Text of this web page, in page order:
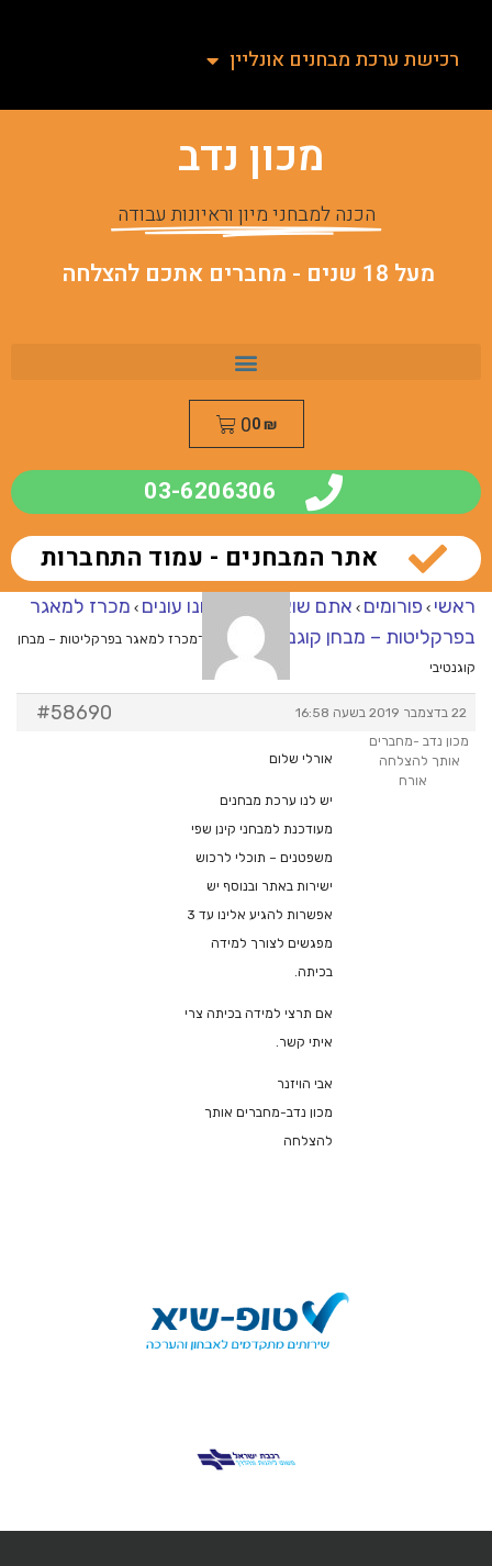
רכישת ערכת מבחנים אונליין
מכון נדב
הכנה למבחני מיון וראיונות עבודה
מעל 18 שנים - מחברים אתכם להצלחה
0₪
0
03-6206306
אתר המבחנים - עמוד התחברות
ראשי › פורומים › אתם שואלים – אנחנו עונים › מכרז למאגר
בפרקליטות – מבחן קוגנטיבי
מענה ל־מכרז למאגר בפרקליטות – מבחן
קוגנטיבי
22 בדצמבר 2019 בשעה 16:58 #58690
מכון נדב -מחברים
אותך להצלחה
אורח
אורלי שלום
יש לנו ערכת מבחנים
מעודכנת למבחני קינן שפי
משפטנים – תוכלי לרכוש
ישירות באתר ובנוסף יש
אפשרות להגיע אלינו עד 3
מפגשים לצורך למידה
בכיתה.
אם תרצי למידה בכיתה צרי
איתי קשר.
אבי הויזנר
מכון נדב-מחברים אותך
להצלחה